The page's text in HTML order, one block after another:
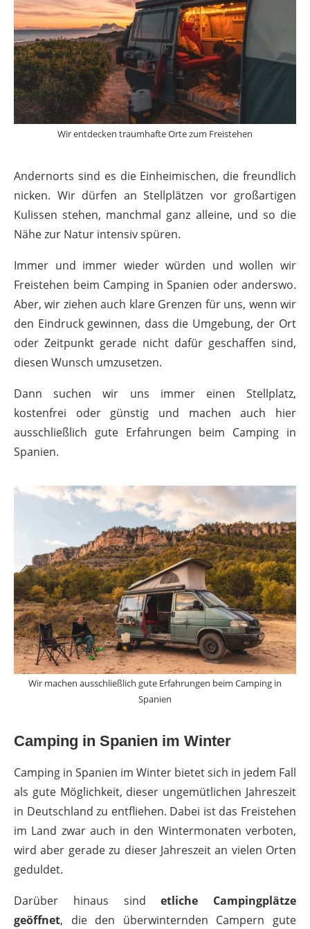
Wir entdecken traumhafte Orte zum Freistehen
Andernorts sind es die Einheimischen, die freundlich
nicken. Wir dürfen an Stellplätzen vor großartigen
Kulissen stehen, manchmal ganz alleine, und so die
Nähe zur Natur intensiv spüren.
Immer und immer wieder würden und wollen wir
Freistehen beim Camping in Spanien oder anderswo.
Aber, wir ziehen auch klare Grenzen für uns, wenn wir
den Eindruck gewinnen, dass die Umgebung, der Ort
oder Zeitpunkt gerade nicht dafür geschaffen sind,
diesen Wunsch umzusetzen.
Dann suchen wir uns immer einen Stellplatz,
kostenfrei oder günstig und machen auch hier
ausschließlich gute Erfahrungen beim Camping in
Spanien.
Wir machen ausschließlich gute Erfahrungen beim Camping in
Spanien
Camping in Spanien im Winter
Camping in Spanien im Winter bietet sich in jedem Fall
als gute Möglichkeit, dieser ungemütlichen Jahreszeit
in Deutschland zu entfliehen. Dabei ist das Freistehen
im Land zwar auch in den Wintermonaten verboten,
wird aber gerade zu dieser Jahreszeit an vielen Orten
geduldet.
Darüber hinaus sindetliche Campingplätze
geöffnet, die den überwinternden Campern gute